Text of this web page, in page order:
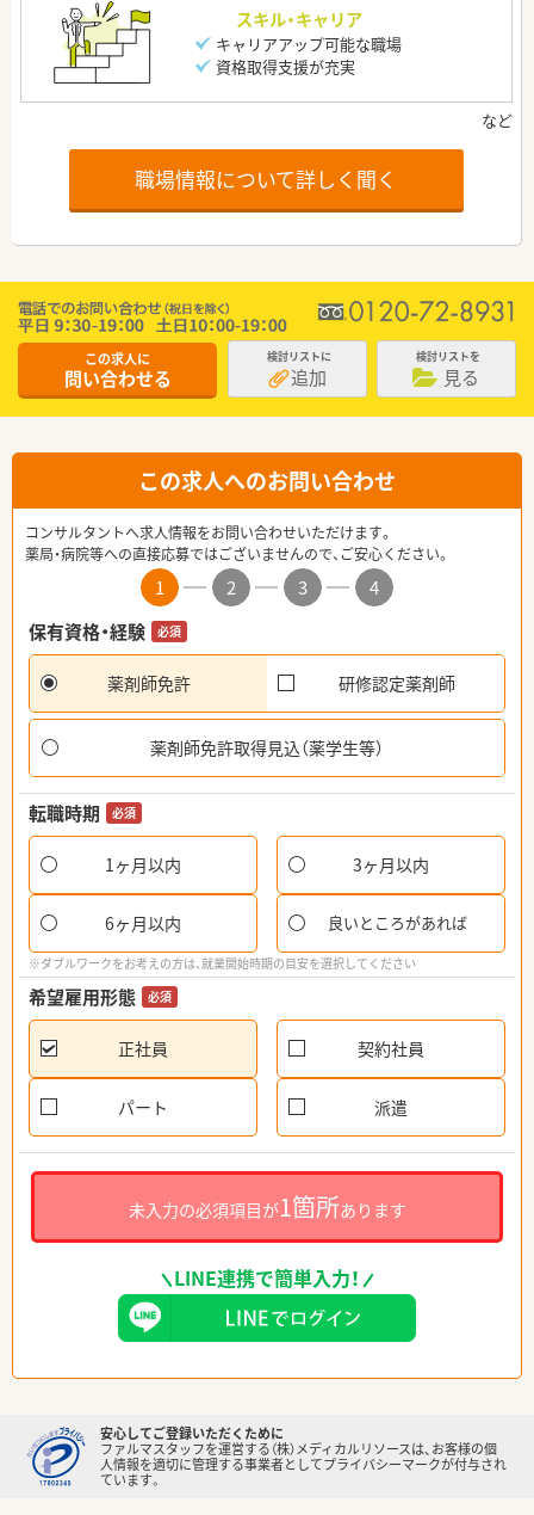
スキル・キャリア
キャリアアップ可能な職場
資格取得支援が充実
職場情報について詳しく聞く
この求人に
問い合わせる
検討リストに
追加
検討リストを
見る
この求人へのお問い合わせ
コンサルタントへ求人情報をお問い合わせいただけます。
薬局・病院等への直接応募ではございませんので、ご安心ください。
1 2 3
4
保有資格・経験
必須
薬剤師免許 研修認定薬剤師
薬剤師免許取得見込（薬学生等）
転職時期 必須
1ヶ月以内 3ヶ月以内
6ヶ月以内 良いところがあれば
※ダブルワークをお考えの方は、就業開始時期の目安を選択してください
希望雇用形態 必須
正社員 契約社員
パート 派遣
未入力の必須項目が1箇所あります
LINE連携で簡単入力！
安心してご登録いただくために
ファルマスタッフを運営する（株）メディカルリソースは、お客様の個
人情報を適切に管理する事業者としてプライバシーマークが付与され
ています。